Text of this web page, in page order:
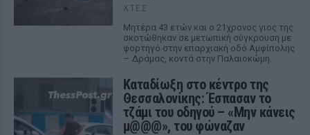
ΧΤΕΣ
Μητέρα 43 ετών και ο 21χρονος γιος της
σκοτώθηκαν σε μετωπική σύγκρουση με
φορτηγό στην επαρχιακή οδό Αμφίπολης
– Δράμας, κοντά στην Παλαιοκώμη.
Καταδίωξη στο κέντρο της
Θεσσαλονίκης: Έσπασαν το
τζάμι του οδηγού – «Μην κάνεις
μ@@@», του φώναζαν